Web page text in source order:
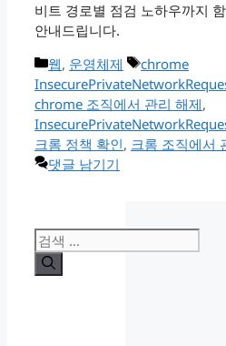
비트 경로별 점검 노하우까지
안내드립니다.
카
테
고
리
웹, 운영체제
태
그
chrome
chrome 조직에서 관리 해제,
크롬 정책 확인, 크롬 조직에서
댓글 남기기
검
색: